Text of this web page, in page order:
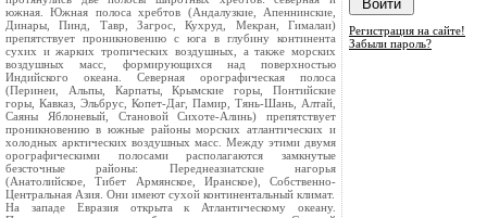
южная. Южная полоса хребтов (Андалузкие, Апеннинские,
Динары, Пинд, Тавр, Загрос, Кухруд, Мекран, Гималаи)
препятствует проникновению с юга в глубину континента
сухих и жарких тропических воздушных, а также морских
воздушных масс, формирующихся над поверхностью
Индийского океана. Северная орографическая полоса
(Перинеи, Альпы, Карпаты, Крымские горы, Понтийские
горы, Кавказ, Эльбрус, Копет-Даг, Памир, Тянь-Шань, Алтай,
Саяны Яблоневый, Становой Сихоте-Алинь) препятствует
проникновению в южные районы морских атлантических и
холодных арктических воздушных масс. Между этими двумя
орографическими полосами располагаются замкнутые
безсточные районы: Переднеазиатские нагорья
(Анатолийское, Тибет Армянское, Иранское), Собственно-
Центральная Азия. Они имеют сухой континентальный климат.
На западе Евразия открыта к Атлантическому океану.
Регистрация на сайте!
Забыли пароль?